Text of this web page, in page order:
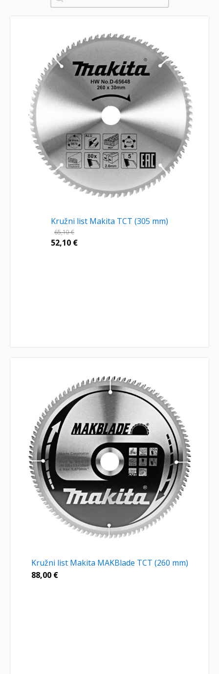
Kružni list Makita TCT (305 mm)
65,10€
52,10 €
Kružni list Makita MAKBlade TCT (260 mm)
88,00 €